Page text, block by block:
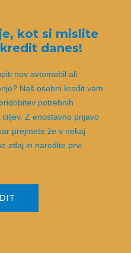
kot si mislite
danes!
nov avtomobil ali
Naš osebni kredit vam
potrebnih
Z enostavno prijavo
prejmete že v nekaj
zdaj in naredite prvi